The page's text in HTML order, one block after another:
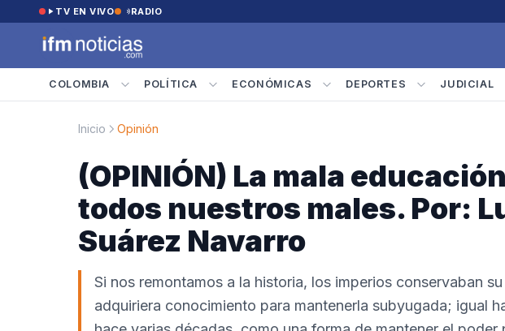
Saltar al contenido
TV EN VIVO RADIO
COLOMBIA POLÍTICA ECONÓMICAS DEPORTES JUDICIAL
Inicio Opinión
(OPINIÓN) La mala
todos nuestros males. Por:
Suárez Navarro
Si nos remontamos a la historia, los imperios conservaban
adquiriera conocimiento para mantenerla subyugada; igual